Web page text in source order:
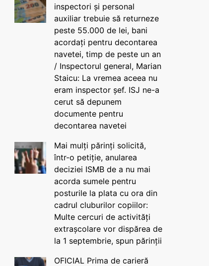
inspectori și personal
auxiliar trebuie să returneze
peste 55.000 de lei, bani
acordați pentru decontarea
navetei, timp de peste un an
/ Inspectorul general, Marian
Staicu: La vremea aceea nu
eram inspector șef. ISJ ne-a
cerut să depunem
documente pentru
decontarea navetei
Mai mulți părinți solicită,
într-o petiție, anularea
deciziei ISMB de a nu mai
acorda sumele pentru
posturile la plata cu ora din
cadrul cluburilor copiilor:
Multe cercuri de activități
extrașcolare vor dispărea de
la 1 septembrie, spun părinții
OFICIAL Prima de carieră